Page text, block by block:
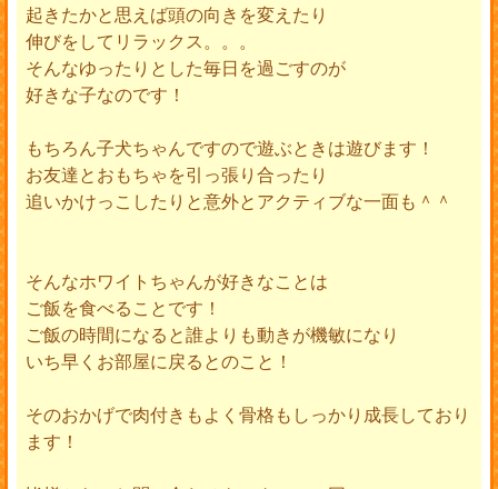
起きたかと思えば頭の向きを変えたり
伸びをしてリラックス。。。
そんなゆったりとした毎日を過ごすのが
好きな子なのです！
もちろん子犬ちゃんですので遊ぶときは遊びます！
お友達とおもちゃを引っ張り合ったり
追いかけっこしたりと意外とアクティブな一面も＾＾
そんなホワイトちゃんが好きなことは
ご飯を食べることです！
ご飯の時間になると誰よりも動きが機敏になり
いち早くお部屋に戻るとのこと！
そのおかげで肉付きもよく骨格もしっかり成長しており
ます！